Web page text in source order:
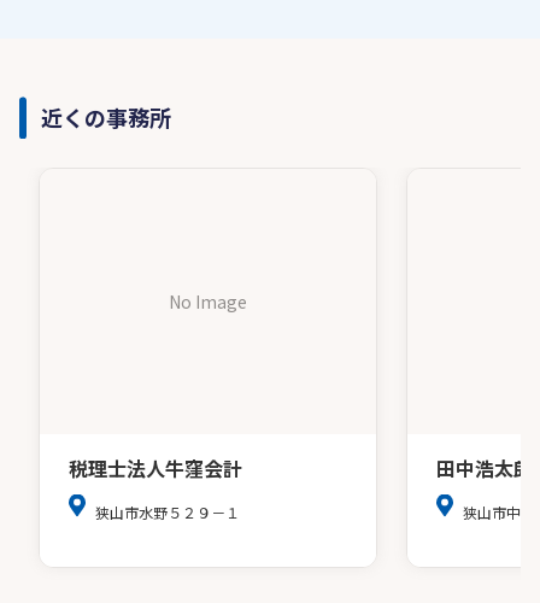
近くの事務所
No Image
税理士法人牛窪会計
狭山市水野５２９－１
田中浩太
狭山市中央